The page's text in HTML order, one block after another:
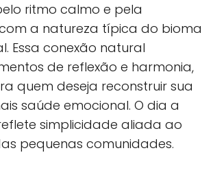
ritmo calmo e pela
a natureza típica do bioma
Essa conexão natural
de reflexão e harmonia,
quem deseja reconstruir sua
saúde emocional. O dia a
simplicidade aliada ao
pequenas comunidades.